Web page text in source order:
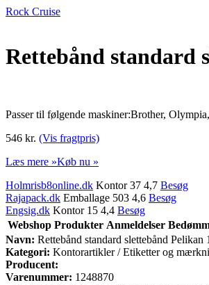
Rock Cruise
Rettebånd standard
Passer til følgende maskiner:Brother,
546 kr. (Vis fragtpris)
Læs mere »Køb nu »
Holmrisb8online.dk Kontor 37 4,7 Besøg
Rajapack.dk Emballage 503 4,6 Besøg
Engsig.dk Kontor 15 4,4 Besøg
Webshop Produkter Anmeldelser
Navn: Rettebånd standard slettebånd Pelikan
Kategori: Kontorartikler / Etiketter og
Producent:
Varenummer: 1248870